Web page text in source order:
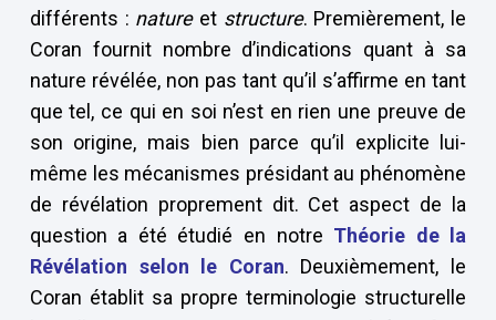
différents : natureet structure. Premièrement, le
Coran fournit nombre d’indications quant à sa
nature révélée, non pas tant qu’il s’affirme en tant
que tel, ce qui en soi n’est en rien une preuve de
son origine, mais bien parce qu’il explicite lui-
même les mécanismes présidant au phénomène
de révélation proprement dit. Cet aspect de la
question a été étudié en notre Théorie de la
Révélation selon le Coran. Deuxièmement, le
Coran établit sa propre terminologie structurelle